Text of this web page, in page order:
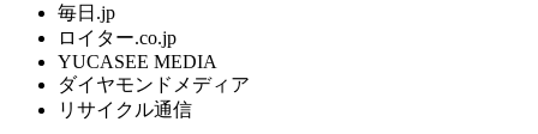
毎日.jp
ロイター.co.jp
YUCASEE MEDIA
ダイヤモンドメディア
リサイクル通信